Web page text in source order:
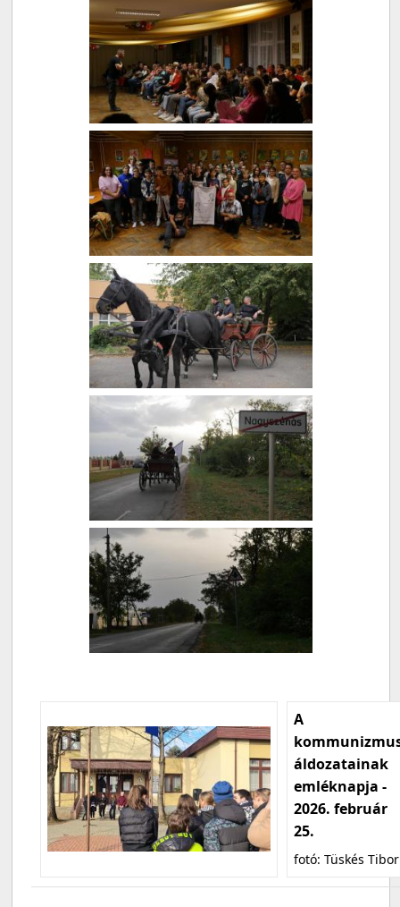
A
áldozatainak
emléknapja -
2026. február
25.
fotó: Tüskés Tibor